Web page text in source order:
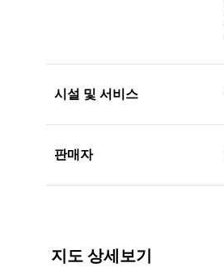
시설 및 서비스
판매자
지도 상세보기